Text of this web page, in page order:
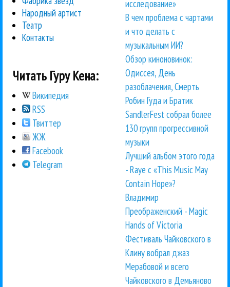
Народный артист
Театр
Контакты
Читать Гуру Кена:
Википедия
RSS
Твиттер
ЖЖ
Facebook
Telegram
исследование»
В чем проблема с чартами
и что делать с
музыкальным ИИ?
Обзор киноновинок:
Одиссея, День
разоблачения, Смерть
Робин Гуда и Братик
SandlerFest собрал более
130 групп прогрессивной
музыки
Лучший альбом этого года
- Raye с «This Music May
Contain Hope»?
Владимир
Преображенский - Magic
Hands of Victoria
Фестиваль Чайковского в
Клину вобрал джаз
Мерабовой и всего
Чайковского в Демьяново